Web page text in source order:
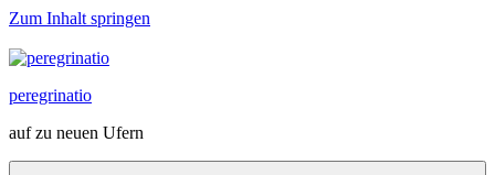
Zum Inhalt springen
peregrinatio
auf zu neuen Ufern